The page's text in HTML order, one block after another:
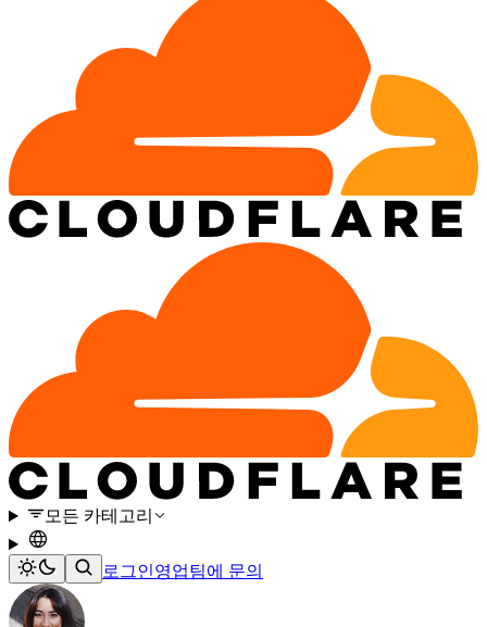
모든 카테고리
로그인영업팀에 문의